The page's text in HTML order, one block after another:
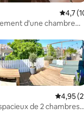
4,7
d'une chambre
4,95
de 2 chambres